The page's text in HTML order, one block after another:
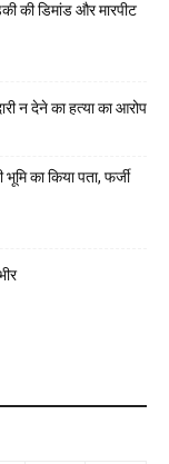
की डिमांड और मारपीट
न देने का हत्या का आरोप
का किया पता, फर्जी